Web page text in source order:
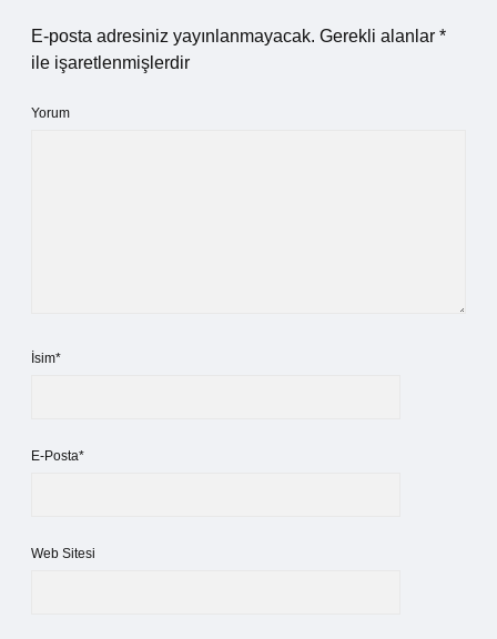
E-posta adresiniz yayınlanmayacak. Gerekli alanlar *
ile işaretlenmişlerdir
Yorum
İsim*
E-Posta*
Web Sitesi